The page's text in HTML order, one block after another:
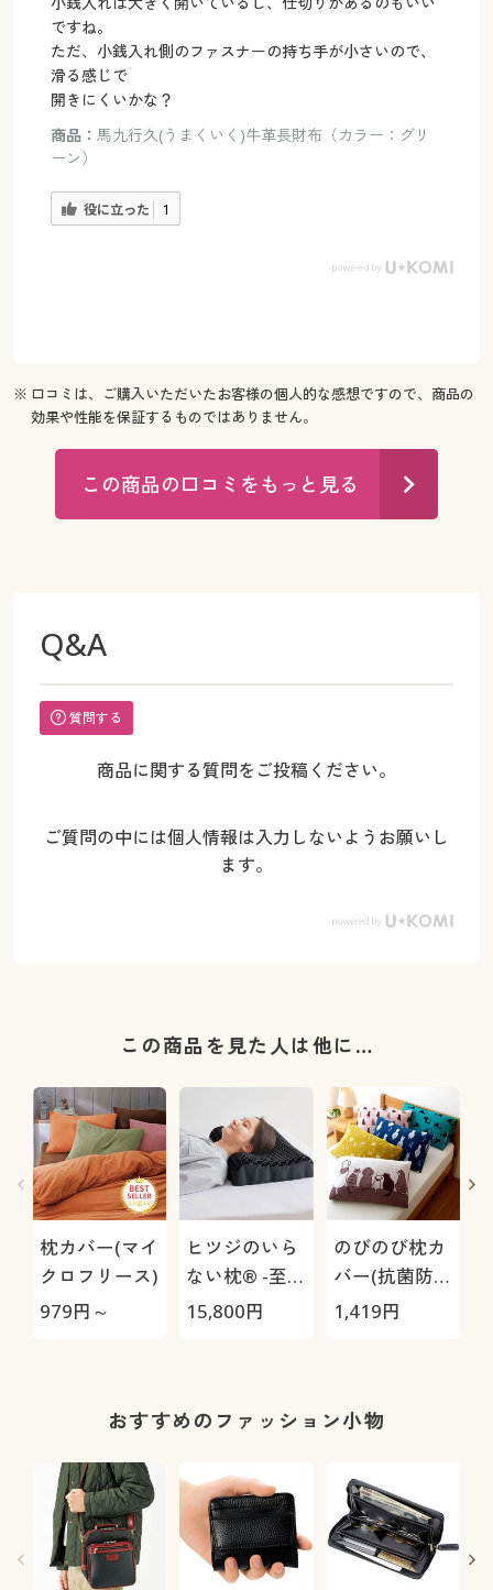
ですね。
ただ、小銭入れ側のファスナーの持ち手が小さいので、
滑る感じで
開きにくいかな？
商品： 馬九行久(うまくいく)牛革長財布（カラー：グリ
ーン）
役に立った 1
※ 口コミは、ご購入いただいたお客様の個人的な感想ですので、商品の
効果や性能を保証するものではありません。
この商品の口コミをもっと見る
Q&A
質問する
商品に関する質問をご投稿ください。
ご質問の中には個人情報は入力しないようお願いし
ます。
この商品を見た人は他に…
枕カバー(マイ
クロフリース)
979円～
ヒツジのいら
ない枕® -至
極-
15,800円
のびのび枕カ
バー(抗菌防
臭・パイル)
1,419円
おすすめのファッション小物